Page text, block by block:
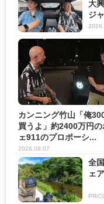
大
ジ
カンニング竹山「俺
買うよ」約2400万円
ェ911のプロポーシ...
2026.08.07
全
ェ